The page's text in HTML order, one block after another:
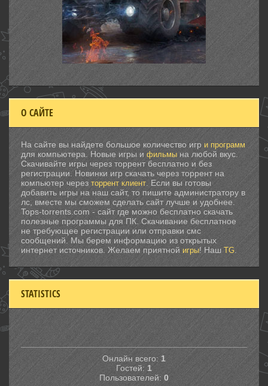
О САЙТЕ
На сайте вы найдете большое количество игр и программ
для компьютера. Новые игры и фильмы на любой вкус.
Скачивайте игры через торрент бесплатно и без
регистрации. Новинки игр скачать через торрент на
компьютер через торрент клиент. Если вы готовы
добавить игры на наш сайт, то пишите администратору в
лс, вместе мы сможем сделать сайт лучше и удобнее.
Tops-torrents.com - сайт где можно бесплатно скачать
полезные программы для ПК. Скачивание бесплатное
не требующее регистрации или отправки смс
сообщений. Мы берем информацию из открытых
интернет источников. Желаем приятной игры! Наш TG.
STATISTICS
Онлайн всего: 1
Гостей: 1
Пользователей: 0